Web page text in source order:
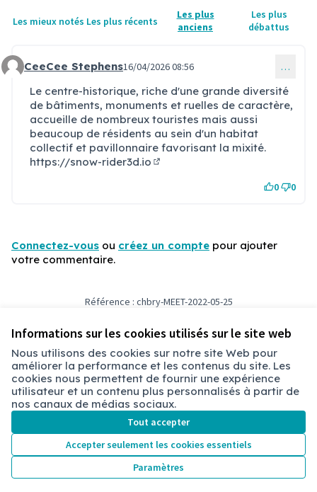
Informations sur les cookies utilisés sur le site web
Nous utilisons des cookies sur notre site Web pour
améliorer la performance et les contenus du site. Les
cookies nous permettent de fournir une expérience
utilisateur et un contenu plus personnalisés à partir de
nos canaux de médias sociaux.
Tout accepter
Accepter seulement les cookies essentiels
Paramètres
Les mieux notés Les plus récents
Les plus
anciens
Les plus
débattus
Commentaire 682
CeeCee Stephens16/04/2026 08:56 …
Le centre-historique, riche d'une grande diversité
de bâtiments, monuments et ruelles de caractère,
accueille de nombreux touristes mais aussi
beaucoup de résidents au sein d'un habitat
collectif et pavillonnaire favorisant la mixité.
https://snow-rider3d.io
0 0
Connectez-vous ou créez un compte pour ajouter
votre commentaire.
Référence : chbry-MEET-2022-05-25
Ajouter au calendrier
Conditions d'utilisation
Paramètres des cookies
Chambéry sur X
(Lien externe)
Chambéry sur Facebook
Chambéry sur Instagram
Site réalisé grâce aulogiciel libre Decidim .
Licence
(Lien